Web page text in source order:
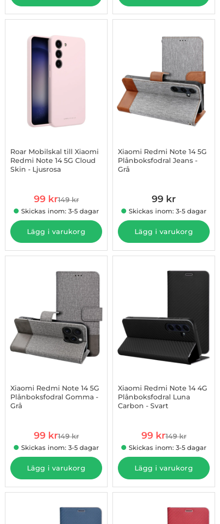
Roar Mobilskal till Xiaomi
Redmi Note 14 5G Cloud
Skin - Ljusrosa
rea pris
99 krtidigare pris
149 kr
Skickas inom: 3-5 dagar
Lägg i varukorg
Xiaomi Redmi Note 14 5G
Plånboksfodral Jeans -
Grå
99 kr
Skickas inom: 3-5 dagar
Lägg i varukorg
Xiaomi Redmi Note 14 5G
Plånboksfodral Gomma -
Grå
rea pris
99 krtidigare pris
149 kr
Skickas inom: 3-5 dagar
Lägg i varukorg
Xiaomi Redmi Note 14 4G
Plånboksfodral Luna
Carbon - Svart
rea pris
99 krtidigare pris
149 kr
Skickas inom: 3-5 dagar
Lägg i varukorg